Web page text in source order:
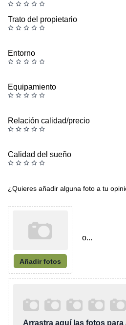
Trato del propietario
Entorno
Equipamiento
Relación calidad/precio
Calidad del sueño
¿Quieres añadir alguna foto a tu
Añadir fotos
o...
Arrastra aquí las fotos